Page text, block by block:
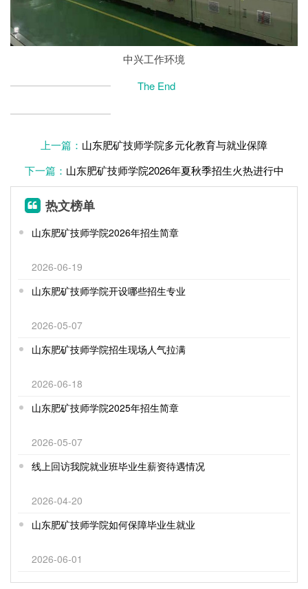
中兴工作环境
The End
上一篇： 山东肥矿技师学院多元化教育与就业保障
下一篇： 山东肥矿技师学院2026年夏秋季招生火热进行中
热文榜单
山东肥矿技师学院2026年招生简章
2026-06-19
山东肥矿技师学院开设哪些招生专业
2026-05-07
山东肥矿技师学院招生现场人气拉满
2026-06-18
山东肥矿技师学院2025年招生简章
2026-05-07
线上回访我院就业班毕业生薪资待遇情况
2026-04-20
山东肥矿技师学院如何保障毕业生就业
2026-06-01